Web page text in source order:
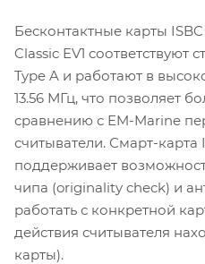
Бесконтактные карты
Classic EV1 соответствуют
Type A и работают в
13.56 МГц, что позволяет
сравнению с EM-Marine
считыватели. Смарт-карта
поддерживает
чипа (originality check) и
работать с конкретной
действия считывателя
карты).